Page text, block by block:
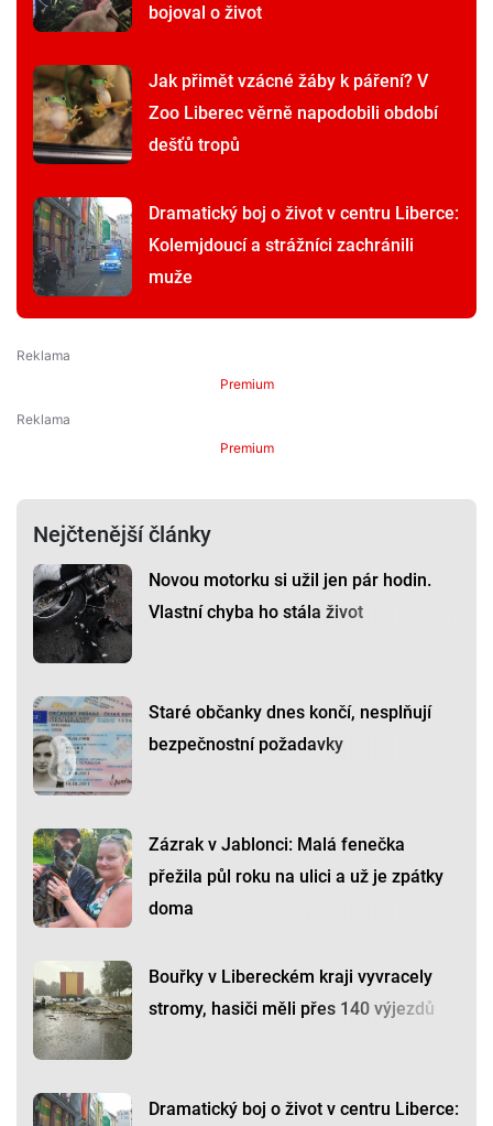
bojoval o život
Jak přimět vzácné žáby k páření? V
Zoo Liberec věrně napodobili období
dešťů tropů
Dramatický boj o život v centru Liberce:
Kolemjdoucí a strážníci zachránili
muže
Premium
Premium
Nejčtenější články
Novou motorku si užil jen pár hodin.
Vlastní chyba ho stála život
Staré občanky dnes končí, nesplňují
bezpečnostní požadavky
Zázrak v Jablonci: Malá fenečka
přežila půl roku na ulici a už je zpátky
doma
Bouřky v Libereckém kraji vyvracely
stromy, hasiči měli přes 140 výjezdů
Dramatický boj o život v centru Liberce: